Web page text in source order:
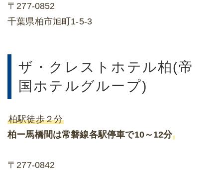
〒277-0852
千葉県柏市旭町1-5-3
ザ・クレストホテル柏(帝
国ホテルグループ)
柏駅徒歩２分
柏ー馬橋間は常磐線各駅停車で10～12分
〒277-0842